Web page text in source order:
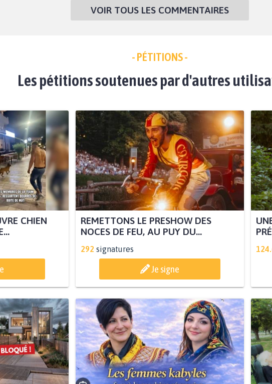
VOIR TOUS LES COMMENTAIRES
- PÉTITIONS -
Les pétitions soutenues par d'autres
CHIEN
REMETTONS LE PRESHOW DES
NOCES DE FEU, AU PUY DU...
292 signatures
Je signe